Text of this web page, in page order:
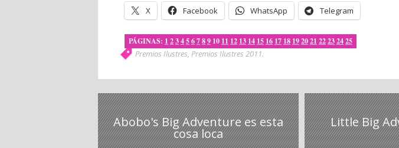
X Facebook WhatsApp Telegram
PÁGINAS: 1 23456789 10 11 12 13 14 15 16 17 18 192021 22232425
Premios Ilustres, Premios Ilustres 2011.
Abobo's Big Adventure es esta
cosa loca
Little Big